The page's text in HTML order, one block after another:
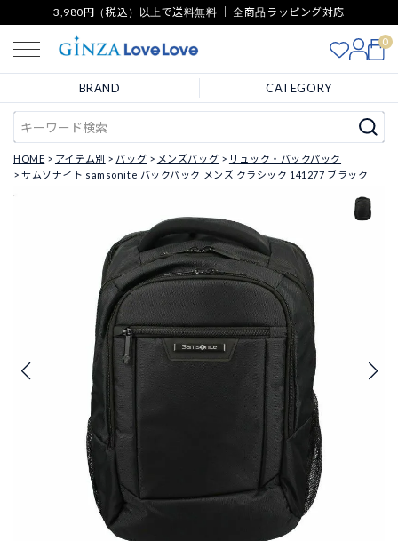
3,980円（税込）以上で送料無料 ｜ 全商品ラッピング対応
0
BRAND CATEGORY
HOME アイテム別 バッグ メンズバッグ
リュック・バックパック
サムソナイト samsonite バックパック メンズ クラシック 141277 ブラック